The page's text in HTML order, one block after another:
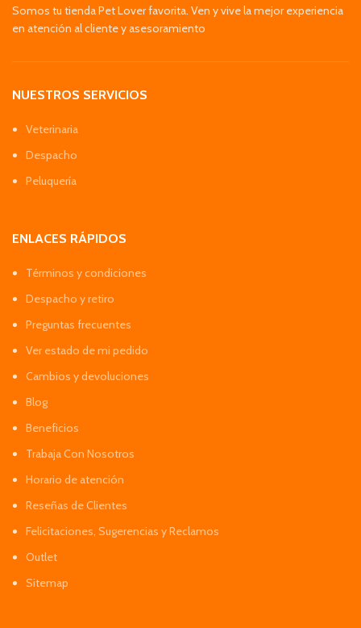
Somos tu tienda Pet Lover favorita. Ven y vive la mejor experiencia
en atención al cliente y asesoramiento
NUESTROS SERVICIOS
Veterinaria
Despacho
Peluquería
ENLACES RÁPIDOS
Términos y condiciones
Despacho y retiro
Preguntas frecuentes
Ver estado de mi pedido
Cambios y devoluciones
Blog
Beneficios
Trabaja Con Nosotros
Horario de atención
Reseñas de Clientes
Felicitaciones, Sugerencias y Reclamos
Outlet
Sitemap